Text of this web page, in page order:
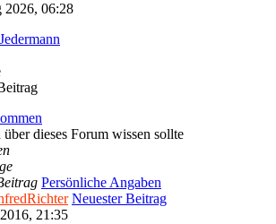
06:28
dieses Forum wissen sollte
Persönliche Angaben
Neuester Beitrag
21:35